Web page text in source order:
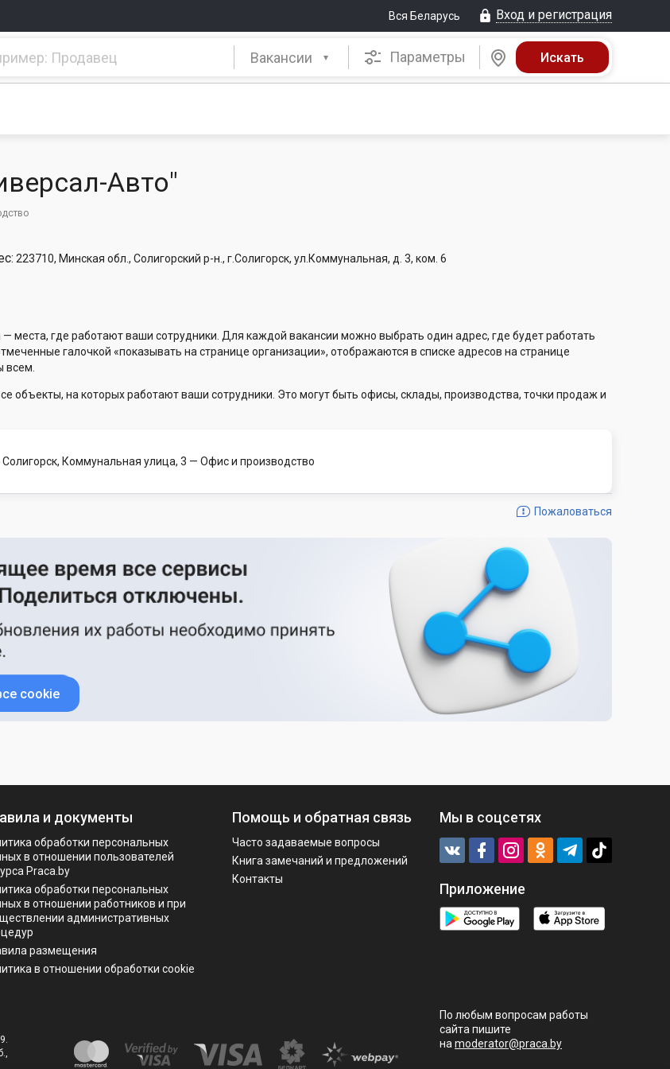
Вся Беларусь Вход и регистрация
Вакансии Параметры
Авто"
223710, Минская обл., Солигорский р-н., г.Солигорск, ул.Коммунальная, д. 3, ком. 6
места, где работают ваши сотрудники. Для каждой вакансии можно выбрать один адрес, где будет работать
галочкой «показывать на странице организации», отображаются в списке адресов на странице
всем.
объекты, на которых работают ваши сотрудники. Это могут быть офисы, склады, производства, точки продаж и
Коммунальная улица, 3 — Офис и производство
Пожаловаться
cookie
и документы
обработки персональных
в отношении пользователей
Praca.by
обработки персональных
в отношении работников и при
административных
размещения
в отношении обработки cookie
Помощь и обратная связь
Часто задаваемые вопросы
Книга замечаний и предложений
Контакты
Мы в соцсетях
Приложение
По любым вопросам работы
сайта пишите
на moderator@praca.by